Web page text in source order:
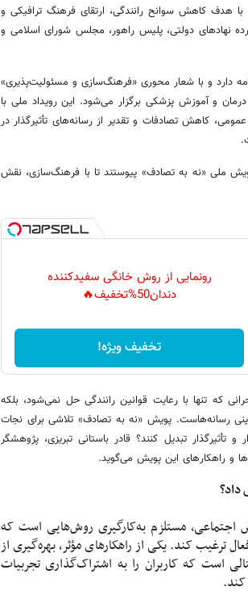
هدف کاهش سوانح رانندگی، ارتقای فرهنگ ترافیکی و
نهادهای دولتی، پلیس راهور، مجلس شورای اسلامی و
به تصادف» تا ۱۵ فروردین ماه ادامه دارد و با شعار محوری «فرهنگ‌سازی و مسئولیت‌پذیری»
و آموزش پزشکی برگزار می‌شود. این رویداد ملی با
کاهش تصادفات و تقدیر از رسانه‌های تأثیرگذار در
ملی «نه به تصادف» پیوستند تا با فرهنگ‌سازی، نقش
رونمایی از روش خانگی سفیدکننده
دندان50%تخفیف🔥
تخفیف ویژه!
که تنها با رعایت قوانین رانندگی حل نمی‌شود، بلکه
رسانه‌هاست. پویش «نه به تصادف» تلاشی برای نجات
تبدیل کنند؟ قادر باستانی تبریزی، پژوهشگر
و راهکارهای این پویش می‌گوید.
اجتماعی، مستلزم به‌کارگیری روش‌هایی است که
ترغیب کند. یکی از راهکارهای مؤثر، بهره‌گیری از
است که کاربران را به اشتراک‌گذاری تجربیات